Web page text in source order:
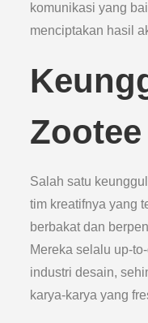
komunikasi yang
menciptakan hasil
Salah satu
tim kreatifnya yang
berbakat dan
Mereka selalu up-
industri desain,
karya-karya yang